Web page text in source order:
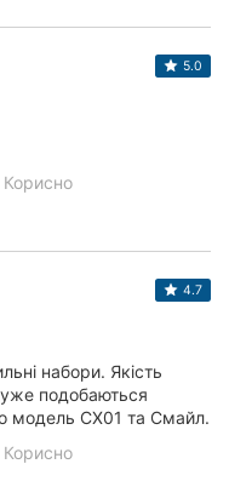
5.0
Корисно
4.7
набори. Якість
подобаються
модель СХ01 та Смайл.
Корисно